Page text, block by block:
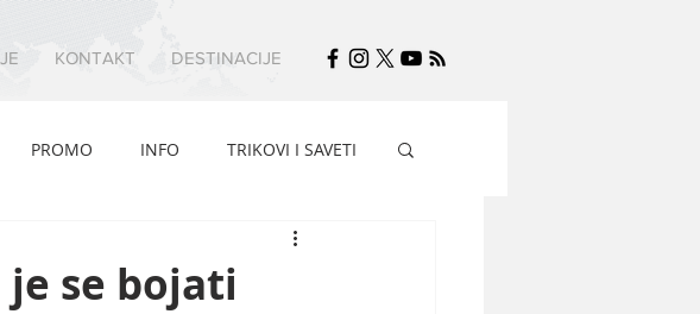
KONTAKT DESTINACIJE
PROMO INFO TRIKOVI I SAVETI
se bojati